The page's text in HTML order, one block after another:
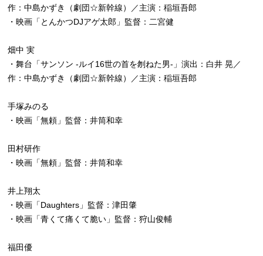
作：中島かずき（劇団☆新幹線）／主演：稲垣吾郎
・映画「とんかつDJアゲ太郎」監督：二宮健
畑中 実
・舞台「サンソン -ルイ16世の首を刎ねた男-」演出：白井 晃／
作：中島かずき（劇団☆新幹線）／主演：稲垣吾郎
手塚みのる
・映画「無頼」監督：井筒和幸
田村研作
・映画「無頼」監督：井筒和幸
井上翔太
・映画「Daughters」監督：津田肇
・映画「青くて痛くて脆い」監督：狩山俊輔
福田優